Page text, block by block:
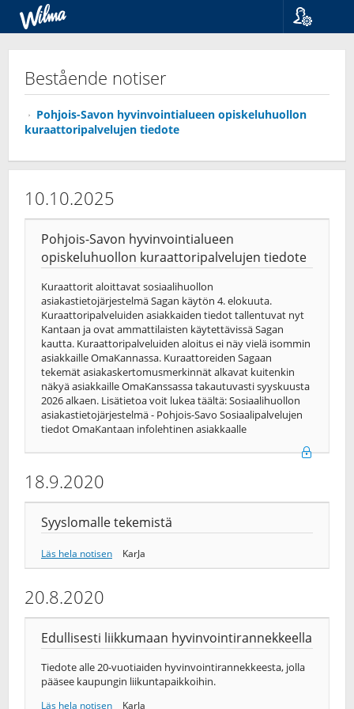
Bestående notiser
Pohjois-Savon hyvinvointialueen opiskeluhuollon
kuraattoripalvelujen tiedote
10.10.2025
Pohjois-Savon hyvinvointialueen
opiskeluhuollon kuraattoripalvelujen tiedote
Kuraattorit aloittavat sosiaalihuollon
asiakastietojärjestelmä Sagan käytön 4. elokuuta.
Kuraattoripalveluiden asiakkaiden tiedot tallentuvat nyt
Kantaan ja ovat ammattilaisten käytettävissä Sagan
kautta. Kuraattoripalveluiden aloitus ei näy vielä isommin
asiakkaille OmaKannassa. Kuraattoreiden Sagaan
tekemät asiakaskertomusmerkinnät alkavat kuitenkin
näkyä asiakkaille OmaKanssassa takautuvasti syyskuusta
2026 alkaen. Lisätietoa voit lukea täältä: Sosiaalihuollon
asiakastietojärjestelmä - Pohjois-Savo Sosiaalipalvelujen
tiedot OmaKantaan infolehtinen asiakkaalle
18.9.2020
Syyslomalle tekemistä
Läs hela notisen KarJa
20.8.2020
Edullisesti liikkumaan hyvinvointirannekkeella
Tiedote alle 20-vuotiaiden hyvinvointirannekkeesta, jolla
pääsee kaupungin liikuntapaikkoihin.
Läs hela notisen KarJa